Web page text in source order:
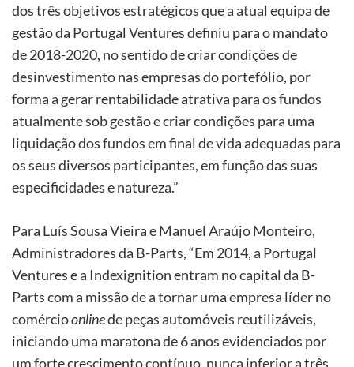
dos três objetivos estratégicos que a atual equipa de
gestão da Portugal Ventures definiu para o mandato
de 2018-2020, no sentido de criar condições de
desinvestimento nas empresas do portefólio, por
forma a gerar rentabilidade atrativa para os fundos
atualmente sob gestão e criar condições para uma
liquidação dos fundos em final de vida adequadas para
os seus diversos participantes, em função das suas
especificidades e natureza.”
Para Luís Sousa Vieira e Manuel Araújo Monteiro,
Administradores da B-Parts, “Em 2014, a Portugal
Ventures e a Indexignition entram no capital da B-
Parts com a missão de a tornar uma empresa líder no
comércioonlinede peças automóveis reutilizáveis,
iniciando uma maratona de 6 anos evidenciados por
um forte crescimento contínuo, nunca inferior a três